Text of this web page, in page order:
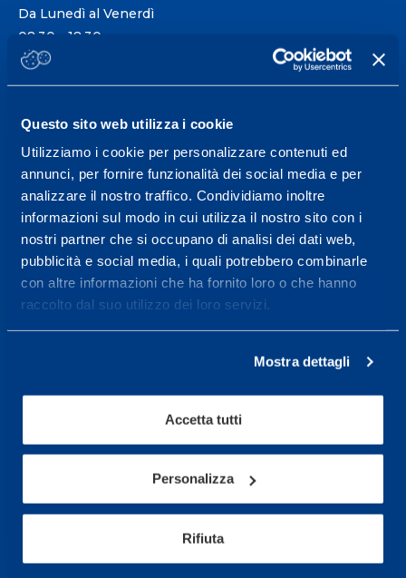
Questo sito web utilizza i cookie
Utilizziamo i cookie per personalizzare contenuti ed
annunci, per fornire funzionalità dei social media e per
analizzare il nostro traffico. Condividiamo inoltre
informazioni sul modo in cui utilizza il nostro sito con i
nostri partner che si occupano di analisi dei dati web,
pubblicità e social media, i quali potrebbero combinarle
con altre informazioni che ha fornito loro o che hanno
raccolto dal suo utilizzo dei loro servizi.
Mostra dettagli
Accetta tutti
Personalizza
Rifiuta
Da Lunedì al Venerdì
08.30 - 18.30
Centro servizi per l'alta
prestazione ed il
wellness.
Maggiori informazioni
Servizi
Servizi Medici
Test di valutazione